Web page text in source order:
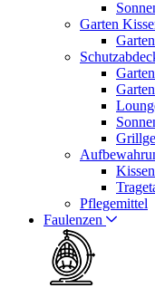
Garten
Pflegemittel
Faulenzen